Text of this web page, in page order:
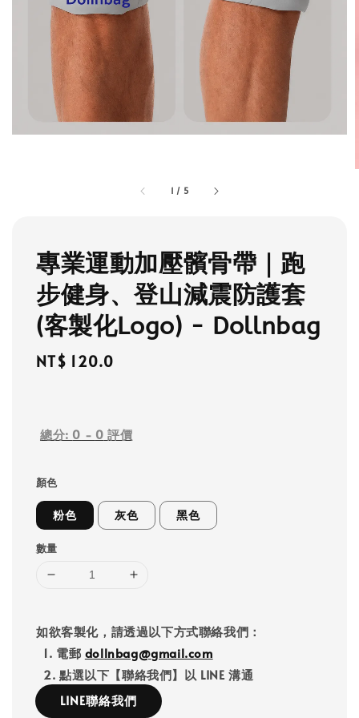
1 / 5
專業運動加壓髕骨帶｜跑
步健身、登山減震防護套
(客製化Logo) - Dollnbag
Regular
NT$ 120.0
總分: 0 - 0 評價
顏色
粉色 灰色 黑色
數量
如欲客製化，請透過以下方式聯絡我們：
1. 電郵 dollnbag@gmail.com
2. 點選以下【聯絡我們】以 LINE 溝通
LINE聯絡我們